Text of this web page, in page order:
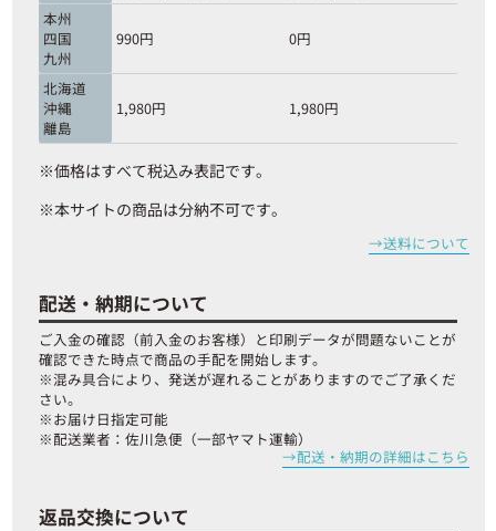
本州
四国
九州
990円 0円
北海道
沖縄
離島
1,980円 1,980円
※価格はすべて税込み表記です。
※本サイトの商品は分納不可です。
送料について
配送・納期について
ご入金の確認（前入金のお客様）と印刷データが問題ないことが
確認できた時点で商品の手配を開始します。
※混み具合により、発送が遅れることがありますのでご了承くだ
さい。
※お届け日指定可能
※配送業者：佐川急便（一部ヤマト運輸）
配送・納期の詳細はこちら
返品交換について